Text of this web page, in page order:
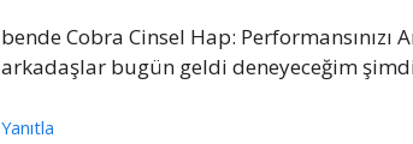
bende Cobra Cinsel Hap: Performansınızı
arkadaşlar bugün geldi deneyeceğim
Yanıtla